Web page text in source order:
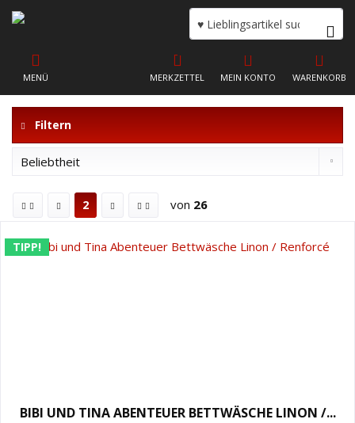
WARENKORB
MERKZETTEL MEIN KONTO
MENÜ
Filtern
2 von 26
TIPP!
BIBI UND TINA ABENTEUER BETTWÄSCHE LINON /...